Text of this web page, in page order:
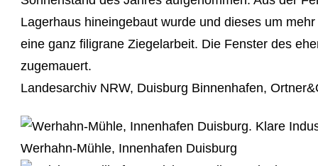
Landesarchiv NRW, Duisburg Binnenhafen,
Werhahn-Mühle, Innenhafen Duisburg